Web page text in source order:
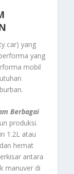
car) yang
yang
mobil
Berbagai
produksi.
1.2L atau
hemat
antara
manuver di